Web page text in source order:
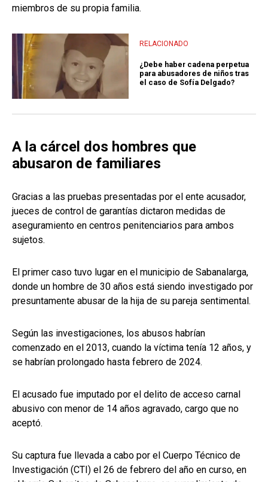
miembros de su propia familia.
RELACIONADO
¿Debe haber cadena perpetua
para abusadores de niños tras
el caso de Sofía Delgado?
A la cárcel dos hombres que
abusaron de familiares
Gracias a las pruebas presentadas por el ente acusador,
jueces de control de garantías dictaron medidas de
aseguramiento en centros penitenciarios para ambos
sujetos.
El primer caso tuvo lugar en el municipio de Sabanalarga,
donde un hombre de 30 años está siendo investigado por
presuntamente abusar de la hija de su pareja sentimental.
Según las investigaciones, los abusos habrían
comenzado en el 2013, cuando la víctima tenía 12 años, y
se habrían prolongado hasta febrero de 2024.
El acusado fue imputado por el delito de acceso carnal
abusivo con menor de 14 años agravado, cargo que no
aceptó.
Su captura fue llevada a cabo por el Cuerpo Técnico de
Investigación (CTI) el 26 de febrero del año en curso, en